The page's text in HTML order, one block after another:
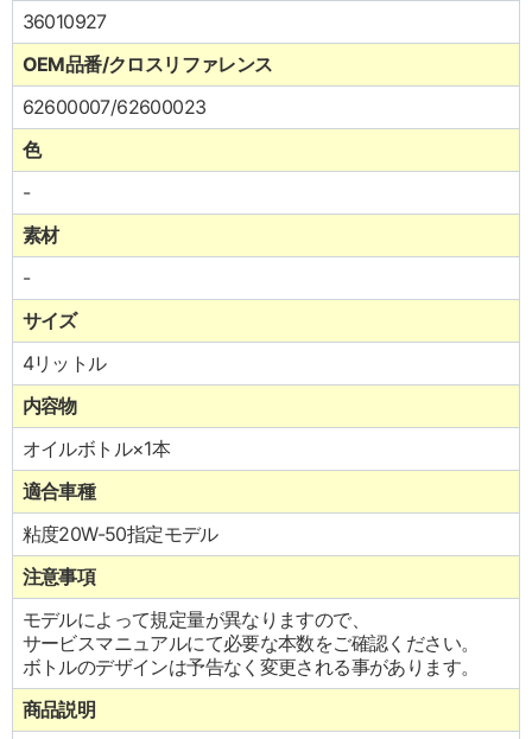
36010927
OEM品番/クロスリファレンス
62600007/62600023
色
-
素材
-
サイズ
4リットル
内容物
オイルボトル×1本
適合車種
粘度20W-50指定モデル
注意事項
モデルによって規定量が異なりますので、
サービスマニュアルにて必要な本数をご確認ください。
ボトルのデザインは予告なく変更される事があります。
商品説明